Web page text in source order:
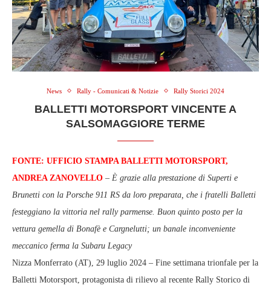
News Rally - Comunicati & Notizie Rally Storici 2024
BALLETTI MOTORSPORT VINCENTE A
SALSOMAGGIORE TERME
FONTE: UFFICIO STAMPA BALLETTI MOTORSPORT,
ANDREA ZANOVELLO – È grazie alla prestazione di Superti e
Brunetti con la Porsche 911 RS da loro preparata, che i fratelli Balletti
festeggiano la vittoria nel rally parmense. Buon quinto posto per la
vettura gemella di Bonafè e Cargnelutti; un banale inconveniente
meccanico ferma la Subaru Legacy
Nizza Monferrato (AT), 29 luglio 2024 – Fine settimana trionfale per la
Balletti Motorsport, protagonista di rilievo al recente Rally Storico di